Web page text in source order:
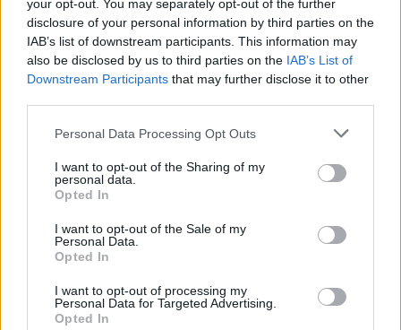
your opt-out. You may separately opt-out of the further
disclosure of your personal information by third parties on the
IAB’s list of downstream participants. This information may
also be disclosed by us to third parties on the IAB’s List of
Downstream Participants that may further disclose it to other
Personal Data Processing Opt Outs
I want to opt-out of the Sharing of my
personal data.
Opted In
I want to opt-out of the Sale of my
Personal Data.
Opted In
I want to opt-out of processing my
Personal Data for Targeted Advertising.
Opted In
17:49
Ταλαιπωρία για τον κόσμο του ΟΦΗ: Προβλήματα με την
πλατφόρμα των εισιτηρίων του Σούπερ Καπ
παρεμβάσεις στις αθλητικές υποδομές προχωρούν»
Πωλήτρια σε βρετανικό αεροδρόμιο η 46χρονη που
με λεωφορεία